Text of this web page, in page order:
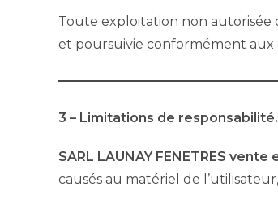
Toute exploitation non autorisée
et poursuivie conformément aux
3 – Limitations de responsabilité.
SARL LAUNAY FENETRES
causés au matériel de